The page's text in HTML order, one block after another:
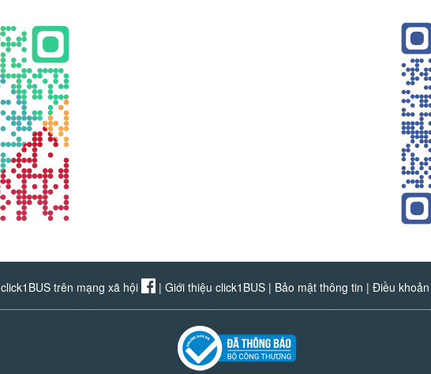
click1BUS trên mạng xã hội | Giới thiệu click1BUS| Bảo mật thông tin | Điều